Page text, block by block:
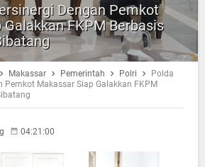
Dengan Pemkot
FKPM Berbasis
Makassar Pemerintah Polri
Polda
Pemkot Makassar Siap Galakkan FKPM
04:21:00